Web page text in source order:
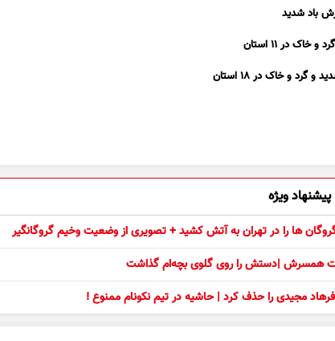
باد شدید
در ۱۱ استان
پیشنهاد ویژه
ها را در تهران به آتش کشید + تصویری از وضعیت وخیم گروگانگیر
همسرش |دستش را روی گلوی بچه‌ام گذاشت
مجیدی را حذف کرد | حاشیه در تیم نکونام ممنوع !